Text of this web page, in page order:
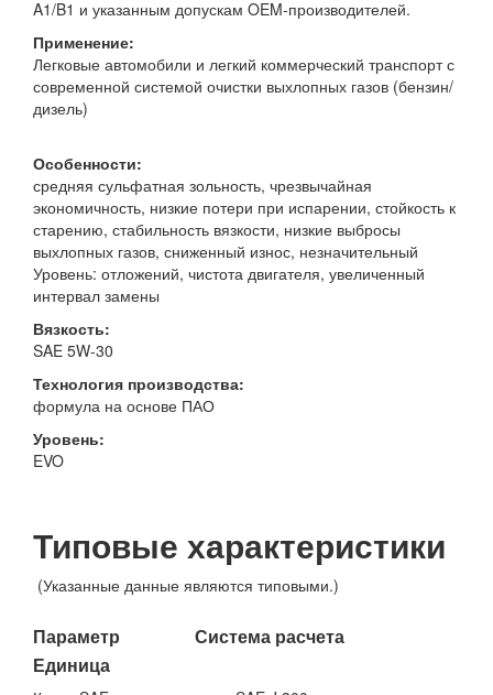
A1/B1 и указанным допускам OEM-производителей.
Применение:
Легковые автомобили и легкий коммерческий транспорт с
современной системой очистки выхлопных газов (бензин/
дизель)
Особенности:
средняя сульфатная зольность, чрезвычайная
экономичность, низкие потери при испарении, стойкость к
старению, стабильность вязкости, низкие выбросы
выхлопных газов, сниженный износ, незначительный
Уровень: отложений, чистота двигателя, увеличенный
интервал замены
Вязкость:
SAE 5W-30
Технология производства:
формула на основе ПАО
Уровень:
EVO
Типовые характеристики
(Указанные данные являются типовыми.)
Параметр Система расчета
Единица